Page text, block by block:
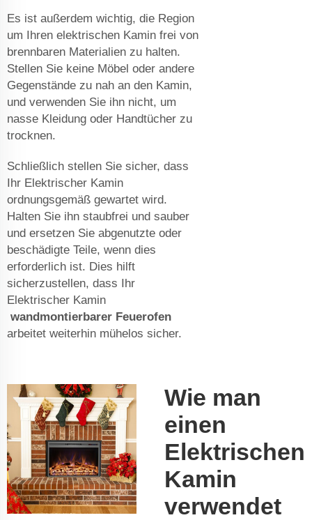
Es ist außerdem wichtig, die Region
um Ihren elektrischen Kamin frei von
brennbaren Materialien zu halten.
Stellen Sie keine Möbel oder andere
Gegenstände zu nah an den Kamin,
und verwenden Sie ihn nicht, um
nasse Kleidung oder Handtücher zu
trocknen.
Schließlich stellen Sie sicher, dass
Ihr Elektrischer Kamin
ordnungsgemäß gewartet wird.
Halten Sie ihn staubfrei und sauber
und ersetzen Sie abgenutzte oder
beschädigte Teile, wenn dies
erforderlich ist. Dies hilft
sicherzustellen, dass Ihr
Elektrischer Kamin
wandmontierbarer Feuerofen
arbeitet weiterhin mühelos sicher.
Wie man
einen
Elektrischen
Kamin
verwendet